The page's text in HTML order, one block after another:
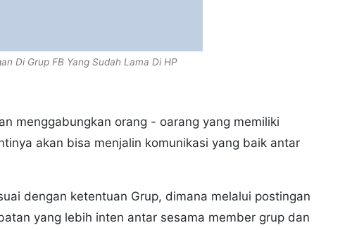
Di Grup FB Yang Sudah Lama Di HP
menggabungkan orang - oarang yang memiliki
akan bisa menjalin komunikasi yang baik antar
dengan ketentuan Grup, dimana melalui postingan
yang lebih inten antar sesama member grup dan